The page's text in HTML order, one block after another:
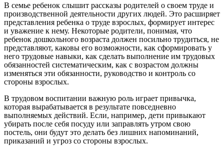
В семье ребенок слышит рассказы родителей о своем труде и
производственной деятельности других людей. Это расширяет
представления ребенка о труде взрослых, формирует интерес
и уважение к нему. Некоторые родители, понимая, что
ребенок дошкольного возраста должен посильно трудиться, не
представляют, каковы его возможности, как сформировать у
него трудовые навыки, как сделать выполнение им трудовых
обязанностей систематическим, как с возрастом должны
изменяться эти обязанности, руководство и контроль со
стороны взрослых.
В трудовом воспитании важную роль играет привычка,
которая вырабатывается в результате повседневно
выполняемых действий. Если, например, дети привыкают
убирать после себя посуду или заправлять утром свою
постель, они будут это делать без лишних напоминаний,
приказаний и угроз со стороны взрослых.